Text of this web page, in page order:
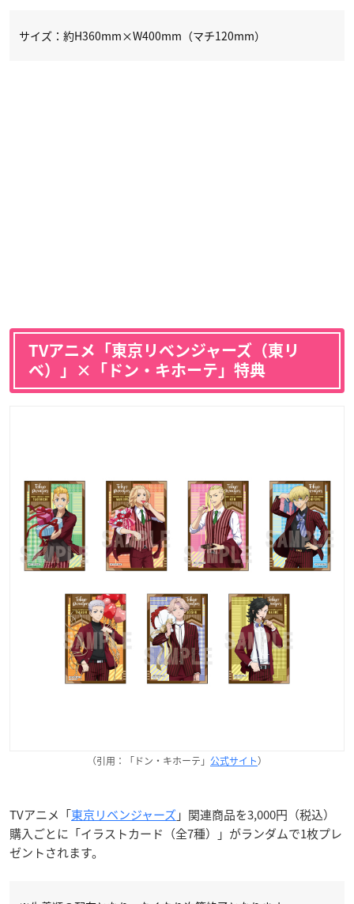
サイズ：約H360mm×W400mm（マチ120mm）
TVアニメ「東京リベンジャーズ（東リ
ベ）」×「ドン・キホーテ」特典
（引用：「ドン・キホーテ」 公式サイト）
TVアニメ「東京リベンジャーズ 」関連商品を3,000円（税込）
購入ごとに「イラストカード（全7種）」がランダムで1枚プレ
ゼントされます。